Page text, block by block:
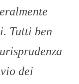
Tutti ben
dei